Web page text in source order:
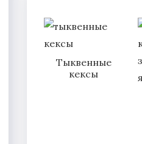
Тыквенные
кексы